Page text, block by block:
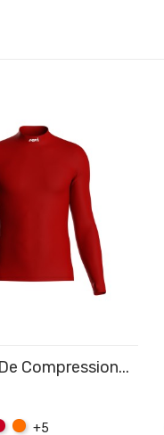
Compression...
Orange
+5
AU PANIER